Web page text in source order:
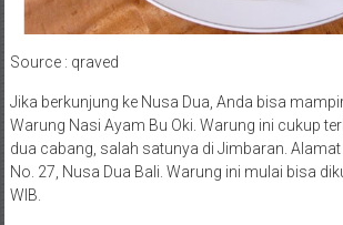
Source : qraved
Jika berkunjung ke Nusa Dua, Anda bisa
Warung Nasi Ayam Bu Oki. Warung ini cukup
dua cabang, salah satunya di Jimbaran. Alamat
No. 27, Nusa Dua Bali. Warung ini mulai bisa
WIB.